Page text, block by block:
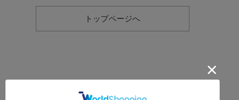
トップページへ